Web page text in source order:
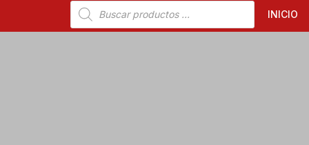
Búsqueda
de
INICIO